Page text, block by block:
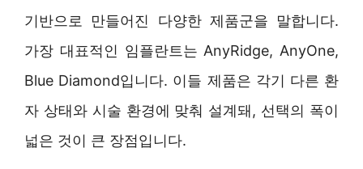
기반으로 만들어진 다양한 제품군을 말합니다.
가장 대표적인 임플란트는 AnyRidge, AnyOne,
Blue Diamond입니다. 이들 제품은 각기 다른 환
자 상태와 시술 환경에 맞춰 설계돼, 선택의 폭이
넓은 것이 큰 장점입니다.